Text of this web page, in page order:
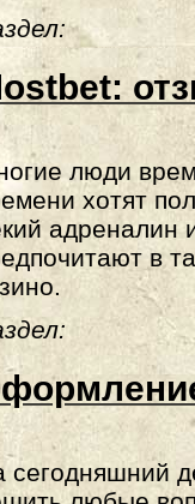
люди
хотят
адреналин
в
сегодняшний